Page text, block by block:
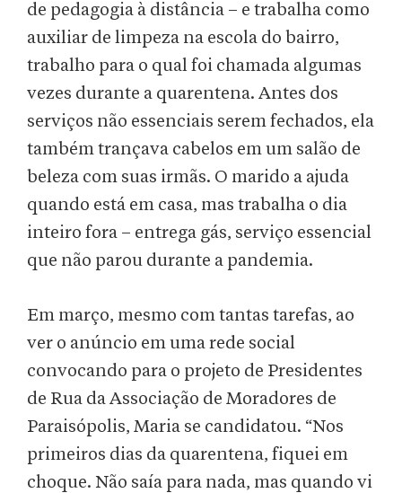
de pedagogia à distância – e trabalha como
auxiliar de limpeza na escola do bairro,
trabalho para o qual foi chamada algumas
vezes durante a quarentena. Antes dos
serviços não essenciais serem fechados, ela
também trançava cabelos em um salão de
beleza com suas irmãs. O marido a ajuda
quando está em casa, mas trabalha o dia
inteiro fora – entrega gás, serviço essencial
que não parou durante a pandemia.
Em março, mesmo com tantas tarefas, ao
ver o anúncio em uma rede social
convocando para o projeto de Presidentes
de Rua da Associação de Moradores de
Paraisópolis, Maria se candidatou. “Nos
primeiros dias da quarentena, fiquei em
choque. Não saía para nada, mas quando vi